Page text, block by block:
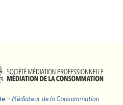
- Médiateur de la Consommation